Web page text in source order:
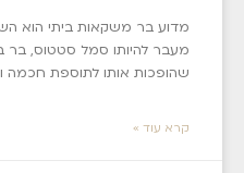
מדוע בר משקאות ביתי הוא
מעבר להיותו סמל סטטוס,
שהופכות אותו לתוספת חכמה
קרא עוד »